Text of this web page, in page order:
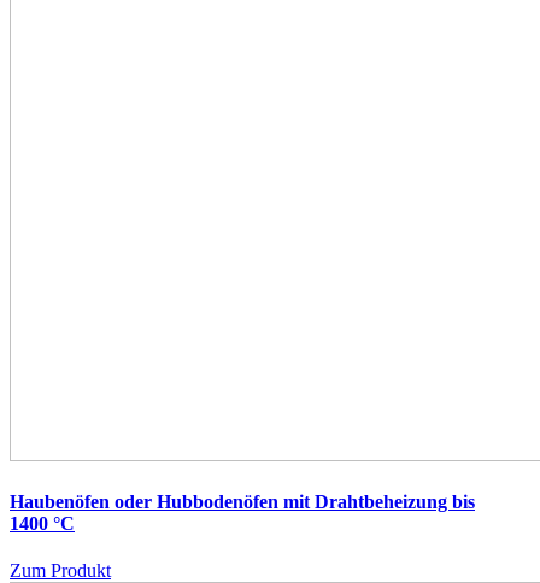
Haubenöfen oder Hubbodenöfen mit Drahtbeheizung bis
1400 °C
Zum Produkt